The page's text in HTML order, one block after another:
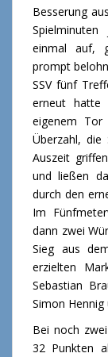
Besserung
einmal auf,
prompt
SSV fünf
erneut hatte
eigenem
Überzahl, die
Auszeit
und ließen
durch den
Im
dann zwei
Sieg aus
erzielten
Sebastian
Simon Hennig
Bei noch
32 Punkten